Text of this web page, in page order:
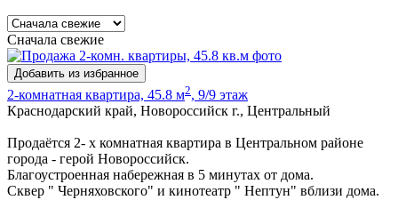
Сначала свежие
Добавить из избранное
2-комнатная квартира, 45.8 м2, 9/9 этаж
Краснодарский край, Новороссийск г., Центральный
Продаётся 2- х комнатная квартира в Центральном районе
города - герой Новороссийск.
Благоустроенная набережная в 5 минутах от дома.
Сквер " Черняховского" и кинотеатр " Нептун" вблизи дома.